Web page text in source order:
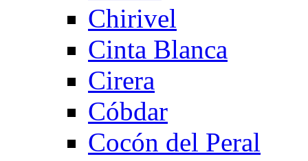
Chirivel
Cinta Blanca
Cirera
Cóbdar
Cocón del Peral